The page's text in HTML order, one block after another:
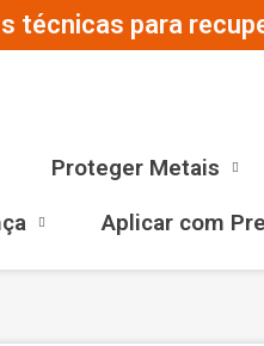
técnicas para
Proteger Metais
Aplicar com